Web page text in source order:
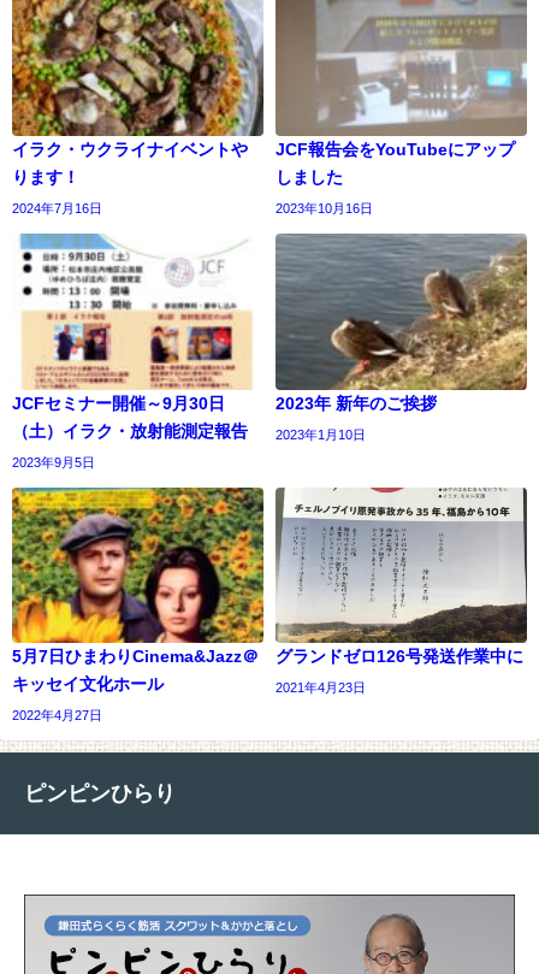
イラク・ウクライナイベントや
ります！
2024年7月16日
JCF報告会をYouTubeにアップ
しました
2023年10月16日
JCFセミナー開催～9月30日
（土）イラク・放射能測定報告
2023年9月5日
2023年 新年のご挨拶
2023年1月10日
5月7日ひまわりCinema&Jazz＠
キッセイ文化ホール
2022年4月27日
グランドゼロ126号発送作業中に
2021年4月23日
ピンピンひらり